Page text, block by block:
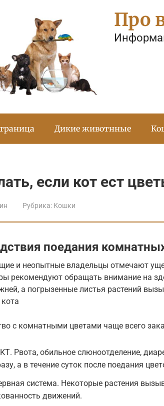
Про
Дикие животнные
если кот ест
Рубрика: Кошки
поедания
и неопытные владельцы отмечают
рекомендуют обращать внимание на
а погрызенные листья растений
с комнатными цветами чаще всего
Рвота, обильное слюноотделение,
а в течение суток после поедания
система. Некоторые растения
движений.